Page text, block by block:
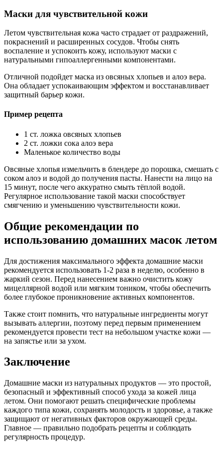
Маски для чувствительной кожи
Летом чувствительная кожа часто страдает от раздражений,
покраснений и расширенных сосудов. Чтобы снять
воспаление и успокоить кожу, используют маски с
натуральными гипоаллергенными компонентами.
Отличной подойдет маска из овсяных хлопьев и алоэ вера.
Она обладает успокаивающим эффектом и восстанавливает
защитный барьер кожи.
Пример рецепта
1 ст. ложка овсяных хлопьев
2 ст. ложки сока алоэ вера
Маленькое количество воды
Овсяные хлопья измельчить в блендере до порошка, смешать с
соком алоэ и водой до получения пасты. Нанести на лицо на
15 минут, после чего аккуратно смыть тёплой водой.
Регулярное использование такой маски способствует
смягчению и уменьшению чувствительности кожи.
Общие рекомендации по
использованию домашних масок летом
Для достижения максимального эффекта домашние маски
рекомендуется использовать 1-2 раза в неделю, особенно в
жаркий сезон. Перед нанесением важно очистить кожу
мицеллярной водой или мягким тоником, чтобы обеспечить
более глубокое проникновение активных компонентов.
Также стоит помнить, что натуральные ингредиенты могут
вызывать аллергии, поэтому перед первым применением
рекомендуется провести тест на небольшом участке кожи —
на запястье или за ухом.
Заключение
Домашние маски из натуральных продуктов — это простой,
безопасный и эффективный способ ухода за кожей лица
летом. Они помогают решать специфические проблемы
каждого типа кожи, сохранять молодость и здоровье, а также
защищают от негативных факторов окружающей среды.
Главное — правильно подобрать рецепты и соблюдать
регулярность процедур.